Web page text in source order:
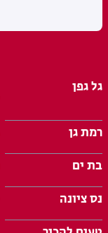
גל גפן
רמת גן
בת ים
נס ציונה